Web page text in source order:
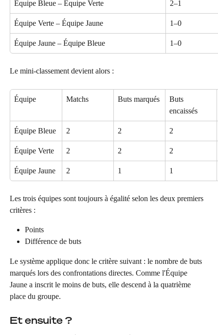
Équipe Bleue – Équipe Verte 2–1
Équipe Verte – Équipe Jaune 1–0
Équipe Jaune – Équipe Bleue 1–0
Le mini-classement devient alors :
Équipe Matchs Buts marqués
Buts
encaissés
Équipe Bleue 2 2 2
Équipe Verte 2 2 2
Équipe Jaune 2 1 1
Les trois équipes sont toujours à égalité selon les deux premiers
critères :
Points
Différence de buts
Le système applique donc le critère suivant : le nombre de buts
marqués lors des confrontations directes. Comme l'Équipe
Jaune a inscrit le moins de buts, elle descend à la quatrième
place du groupe.
Et ensuite ?